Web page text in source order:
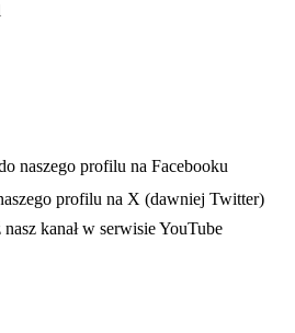
się w nowej karcie
naszego profilu na Facebooku
profilu na X (dawniej Twitter)
się w nowej karcie
kanał w serwisie YouTube